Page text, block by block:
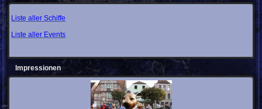
Liste aller Schiffe
Liste aller Events
Impressionen